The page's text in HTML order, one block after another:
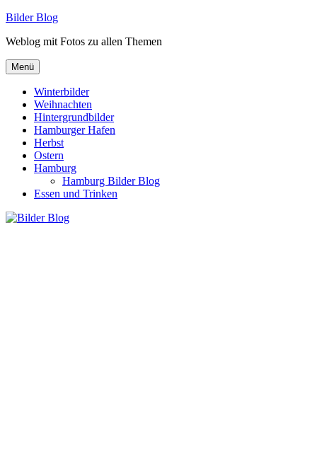
Zum
springen
Bilder Blog
Weblog mit Fotos zu allen Themen
Menü
Winterbilder
Weihnachten
Hintergrundbilder
Hamburger Hafen
Herbst
Ostern
Hamburg
Hamburg Bilder Blog
Essen und Trinken